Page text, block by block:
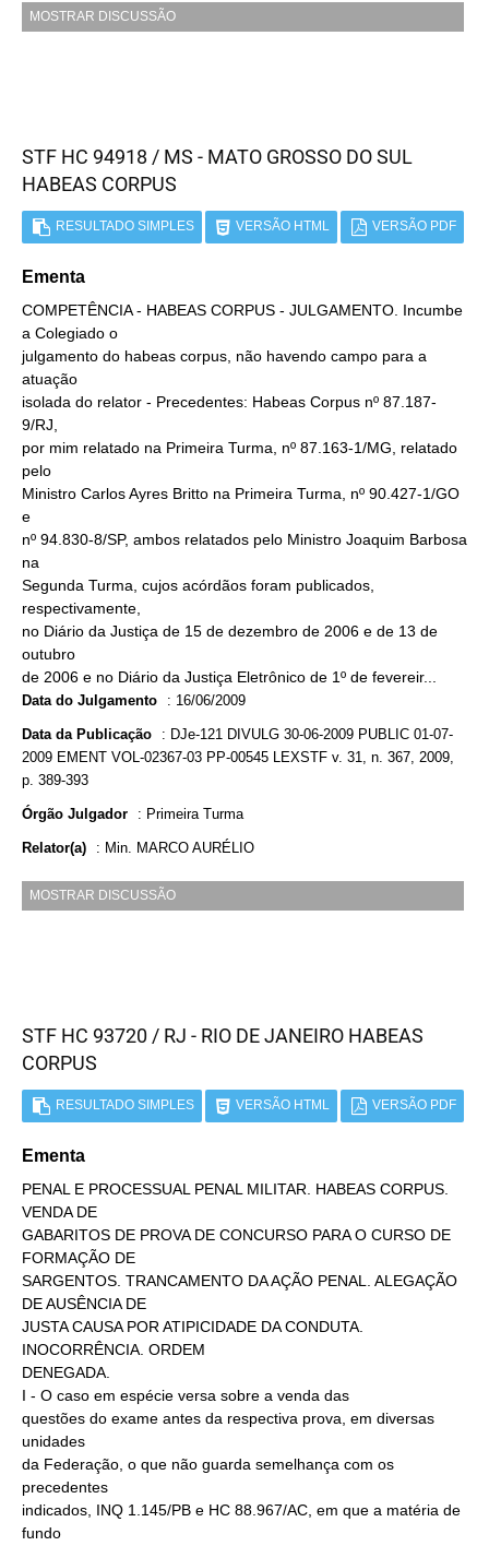
MOSTRAR DISCUSSÃO
STF HC 94918 / MS - MATO GROSSO DO SUL
HABEAS CORPUS
RESULTADO SIMPLES VERSÃO HTML VERSÃO PDF
Ementa
COMPETÊNCIA - HABEAS CORPUS - JULGAMENTO. Incumbe
a Colegiado o
julgamento do habeas corpus, não havendo campo para a
atuação
isolada do relator - Precedentes: Habeas Corpus nº 87.187-
9/RJ,
por mim relatado na Primeira Turma, nº 87.163-1/MG, relatado
pelo
Ministro Carlos Ayres Britto na Primeira Turma, nº 90.427-1/GO
e
nº 94.830-8/SP, ambos relatados pelo Ministro Joaquim Barbosa
na
Segunda Turma, cujos acórdãos foram publicados,
respectivamente,
no Diário da Justiça de 15 de dezembro de 2006 e de 13 de
outubro
de 2006 e no Diário da Justiça Eletrônico de 1º de fevereir...
Data do Julgamento : 16/06/2009
Data da Publicação : DJe-121 DIVULG 30-06-2009 PUBLIC 01-07-
2009 EMENT VOL-02367-03 PP-00545 LEXSTF v. 31, n. 367, 2009,
p. 389-393
Órgão Julgador : Primeira Turma
Relator(a) : Min. MARCO AURÉLIO
MOSTRAR DISCUSSÃO
STF HC 93720 / RJ - RIO DE JANEIRO HABEAS
CORPUS
RESULTADO SIMPLES VERSÃO HTML VERSÃO PDF
Ementa
PENAL E PROCESSUAL PENAL MILITAR. HABEAS CORPUS.
VENDA DE
GABARITOS DE PROVA DE CONCURSO PARA O CURSO DE
FORMAÇÃO DE
SARGENTOS. TRANCAMENTO DA AÇÃO PENAL. ALEGAÇÃO
DE AUSÊNCIA DE
JUSTA CAUSA POR ATIPICIDADE DA CONDUTA.
INOCORRÊNCIA. ORDEM
DENEGADA.
I - O caso em espécie versa sobre a venda das
questões do exame antes da respectiva prova, em diversas
unidades
da Federação, o que não guarda semelhança com os
precedentes
indicados, INQ 1.145/PB e HC 88.967/AC, em que a matéria de
fundo